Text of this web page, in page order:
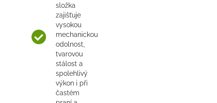
složka
zajišťuje
vysokou
mechanickou
odolnost,
tvarovou
stálost a
spolehlivý
výkon i při
častém